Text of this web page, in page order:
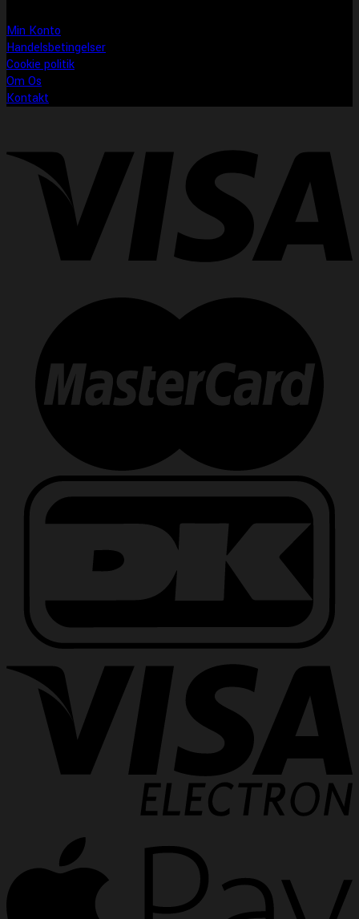
Min Konto
Handelsbetingelser
Cookie politik
Om Os
Kontakt